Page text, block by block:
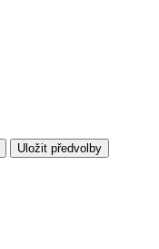
Uložit předvolby